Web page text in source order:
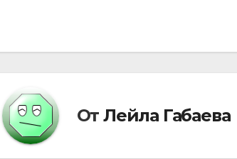
записям
От Лейла Габаева